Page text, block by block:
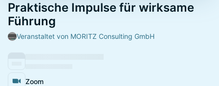
Praktische Impulse für wirksame
Führung
Veranstaltet von MORITZ Consulting GmbH
Zoom